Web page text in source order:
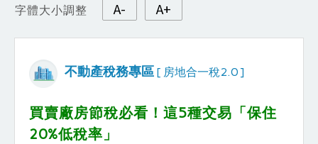
不動產稅務專區 [ 房地合一稅2.0 ]
字體大小調整 A- A+
買賣廠房節稅必看！這5種交易「保住
20%低稅率」